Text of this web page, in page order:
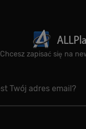
Chcesz zapisać się na
Dostawca / Domena
allplayer.com